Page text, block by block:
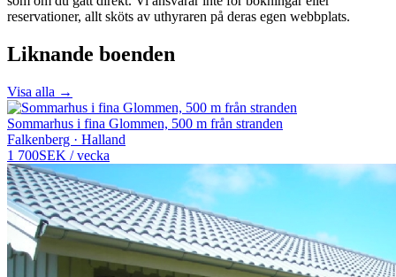
reservationer, allt sköts av uthyraren på deras egen webbplats.
Liknande boenden
Visa alla →
Sommarhus i fina Glommen, 500 m från stranden
Falkenberg · Halland
1 700SEK /vecka